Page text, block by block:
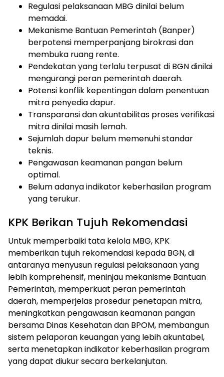
Regulasi pelaksanaan MBG dinilai belum
memadai.
Mekanisme Bantuan Pemerintah (Banper)
berpotensi memperpanjang birokrasi dan
membuka ruang rente.
Pendekatan yang terlalu terpusat di BGN dinilai
mengurangi peran pemerintah daerah.
Potensi konflik kepentingan dalam penentuan
mitra penyedia dapur.
Transparansi dan akuntabilitas proses verifikasi
mitra dinilai masih lemah.
Sejumlah dapur belum memenuhi standar
teknis.
Pengawasan keamanan pangan belum
optimal.
Belum adanya indikator keberhasilan program
yang terukur.
KPK Berikan Tujuh Rekomendasi
Untuk memperbaiki tata kelola MBG, KPK
memberikan tujuh rekomendasi kepada BGN, di
antaranya menyusun regulasi pelaksanaan yang
lebih komprehensif, meninjau mekanisme Bantuan
Pemerintah, memperkuat peran pemerintah
daerah, memperjelas prosedur penetapan mitra,
meningkatkan pengawasan keamanan pangan
bersama Dinas Kesehatan dan BPOM, membangun
sistem pelaporan keuangan yang lebih akuntabel,
serta menetapkan indikator keberhasilan program
yang dapat diukur secara berkelanjutan.